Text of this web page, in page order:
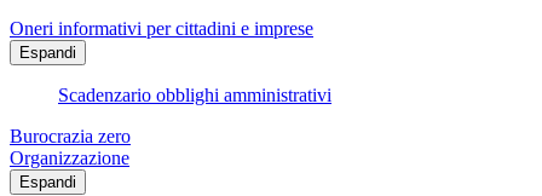
Oneri informativi per cittadini e imprese
Espandi
Scadenzario obblighi amministrativi
Burocrazia zero
Organizzazione
Espandi